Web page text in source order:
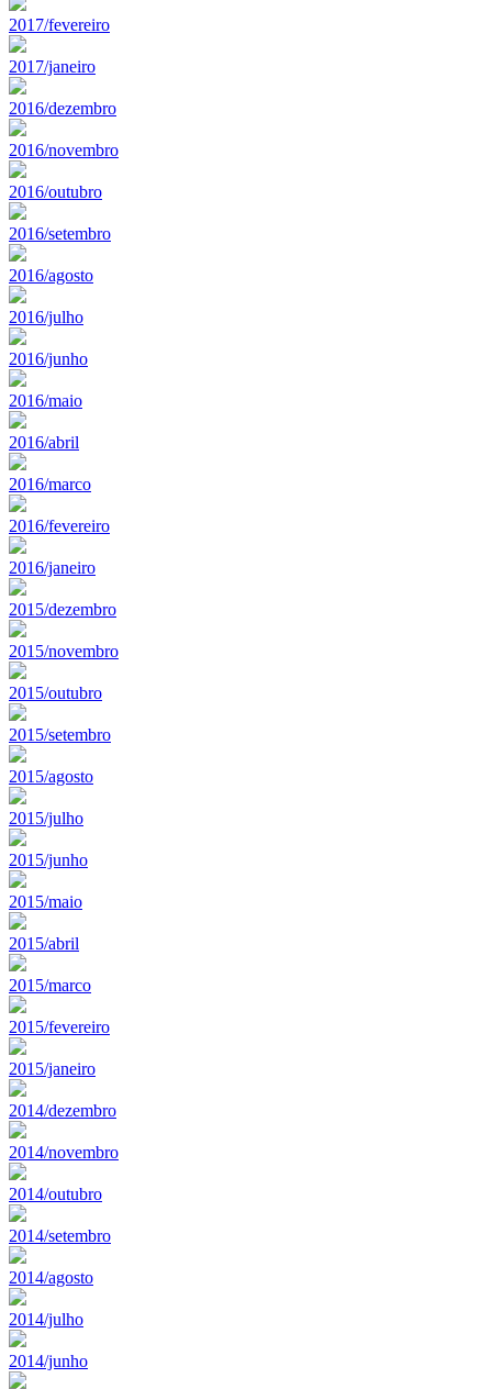
2017/fevereiro
2017/janeiro
2016/dezembro
2016/novembro
2016/outubro
2016/setembro
2016/agosto
2016/julho
2016/junho
2016/maio
2016/abril
2016/marco
2016/fevereiro
2016/janeiro
2015/dezembro
2015/novembro
2015/outubro
2015/setembro
2015/agosto
2015/julho
2015/junho
2015/maio
2015/abril
2015/marco
2015/fevereiro
2015/janeiro
2014/dezembro
2014/novembro
2014/outubro
2014/setembro
2014/agosto
2014/julho
2014/junho